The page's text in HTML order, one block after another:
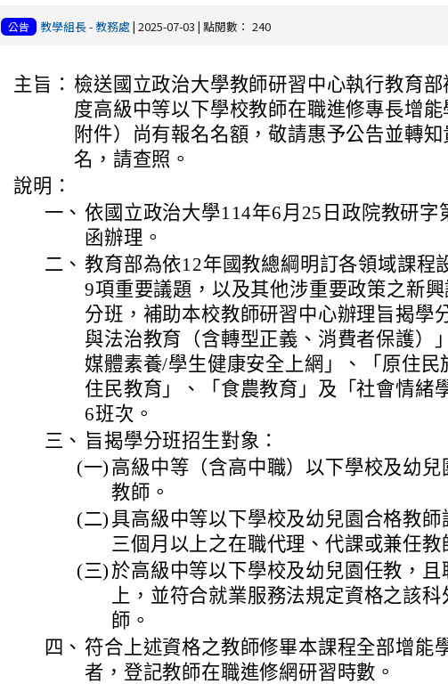
公告 教學組長-教務處 | 2025-07-03 | 點閱數： 240
主旨： 檢送國立政治大學教師研習中心執行教育
度高級中等以下學校教師在職進修專長增能
附件）尚有報名名額，敬請惠予公告並轉
名，請查照。
說明：
一、 依國立政治大學114年6月25日政院教研字
函辦理。
二、 教育部為依12年國教總綱明訂各領域課程
9項重要議題，以及其他涉重要政策之新
分班，補助本校教師研習中心辦理旨揭學
與法治教育（含轉型正義、消費者保護）
媒體素養/學生健康安全上網」、「原住民
住民教育」、「食農教育」及「社會情緒
6班次。
三、 旨揭學分班招生對象：
(一) 高級中等（含高中職）以下學校及幼
教師。
(二) 具高級中等以下學校及幼兒園合格教師
三個月以上之在職代理、代課或兼任教
(三) 於高級中等以下學校及幼兒園任教，且
上，並符合就業服務法規定資格之該
師。
四、 符合上述資格之教師修畢本課程全部增能
者，登記教師在職進修網研習時數。